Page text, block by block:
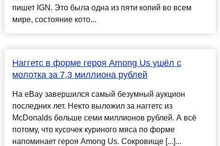
пишет IGN. Это была одна из пяти копий во всем
мире, состояние кото...
Наггетс в форме героя Among Us ушёл с
молотка за 7,3 миллиона рублей
На eBay завершился самый безумный аукцион
последних лет. Некто выложил за наггетс из
McDonalds больше семи миллионов рублей. А всё
потому, что кусочек куриного мяса по форме
напоминает героя Among Us. Сокровище [...]...